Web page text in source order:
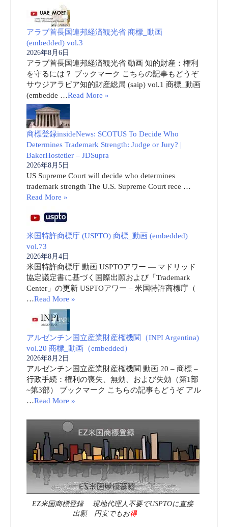
アラブ首長国連邦経済観光省 商標_動画
(embedded) vol.3
2026年8月6日
アラブ首長国連邦経済観光省 動画 知的財産：権利
を守るには？ ブックマーク こちらの記事もどうぞ
サウジアラビア知的財産総局 (saip) vol.1 商標_動画
(embedde …Read More »
商標登録insideNews: SCOTUS To Decide Who
Determines Trademark Strength: Judge or Jury? |
BakerHostetler – JDSupra
2026年8月5日
US Supreme Court will decide who determines
trademark strength The U.S. Supreme Court rece …
Read More »
米国特許商標庁 (USPTO) 商標_動画 (embedded)
vol.73
2026年8月4日
米国特許商標庁 動画 USPTOアワー ― マドリッド
協定議定書に基づく国際出願および「Trademark
Center」の更新 USPTOアワー – 米国特許商標庁（
…Read More »
アルゼンチン国立産業財産権機関（INPI Argentina)
vol.20 商標_動画（embedded）
2026年8月2日
アルゼンチン国立産業財産権機関 動画 20 – 商標 –
行政手続：権利の喪失、無効、および失効（第1部
~第3部） ブックマーク こちらの記事もどうぞ アル
…Read More »
EZ米国商標登録 現地代理人不要でUSPTOに直接
出願 円安でもお得